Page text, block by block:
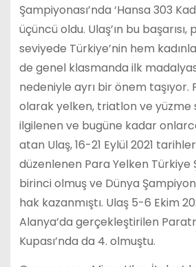
Şampiyonası’nda ‘Hansa 303
üçüncü oldu. Ulaş’ın bu
seviyede Türkiye’nin hem
de genel klasmanda ilk
nedeniyle ayrı bir önem taşıyor.
olarak yelken, triatlon ve yüzme
ilgilenen ve bugüne kadar
atan Ulaş, 16-21 Eylül 2021
düzenlenen Para Yelken Türkiye
birinci olmuş ve Dünya
hak kazanmıştı. Ulaş 5-6 Ekim
Alanya’da gerçekleştirilen
Kupası’nda da 4. olmuştu.